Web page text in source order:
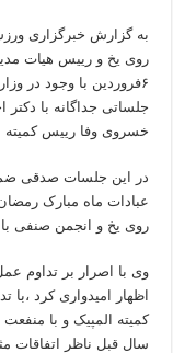
به گزارش خبرگزاری
روی یخ و رییس هیات
۶فروردین با وجود در
جلساتی جداگانه با
خسروی وفا رییس کمیته
در این جلسات صدقی
عبادات ماه مبارک
روی یخ و انجمن صنفی باشگاه
وی با اصرار بر تداوم
اظهار امیدواری کرد
کمیته المپیک و با
سال قبل ناظر اتفاقات